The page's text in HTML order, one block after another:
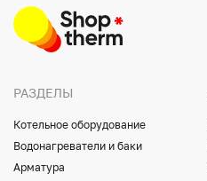
РАЗДЕЛЫ
Котельное оборудование
Водонагреватели и баки
Арматура